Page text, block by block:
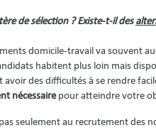
de sélection ? Existe-t-il des
domicile-travail va souvent
habitent plus loin mais
des difficultés à se rendre
nécessairepour atteindre votre
seulement au recrutement des